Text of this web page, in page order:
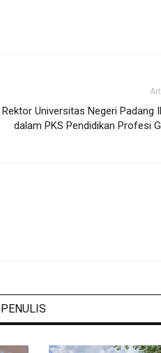
Rektor Universitas Negeri Padang
dalam PKS Pendidikan Profesi